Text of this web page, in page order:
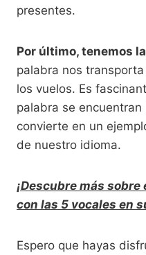
presentes.
Por último, tenemos
palabra nos
los vuelos. Es
palabra se
convierte en un
de nuestro idioma.
¡Descubre más
con las 5 vocales en
Espero que hayas